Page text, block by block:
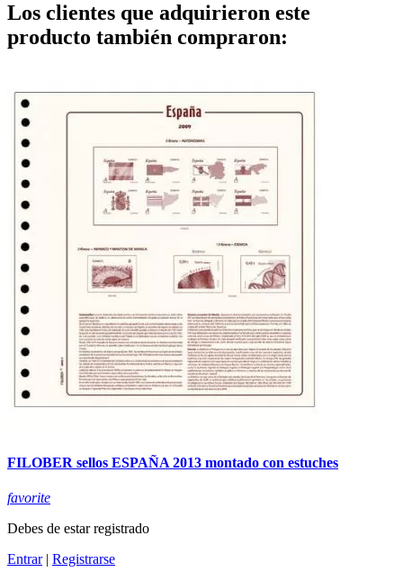
Los clientes que adquirieron este
producto también compraron:
FILOBER sellos ESPAÑA 2013 montado con estuches
favorite
Debes de estar registrado
Entrar| Registrarse